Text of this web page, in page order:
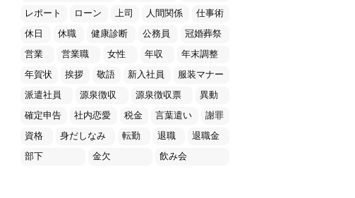
レポート
ローン 上司 人間関係
仕事術
休日
休職 健康診断 公務員
冠婚葬祭
営業
営業職 女性 年収
年末調整
年賀状
挨拶 敬語 新入社員
服装マナー
派遣社員
源泉徴収 源泉徴収票
異動
確定申告
社内恋愛 税金 言葉遣い
謝罪
資格
身だしなみ 転勤 退職
退職金
部下
金欠 飲み会